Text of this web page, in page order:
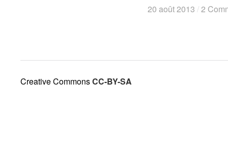
20 août 2013 /2
20 août 2013 /2
Creative CommonsCC-BY-SA